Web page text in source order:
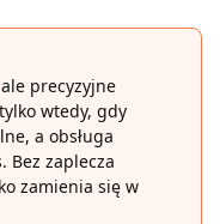
precyzyjne
wtedy, gdy
a obsługa
Bez zaplecza
zamienia się w